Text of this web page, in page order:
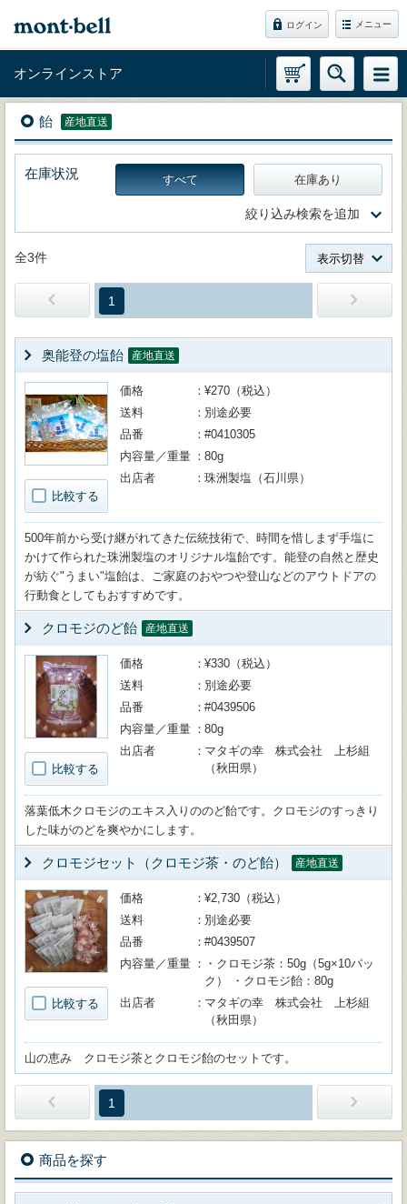
ログイン メニュー
オンラインストア
飴 産地直送
在庫状況 すべて 在庫あり
絞り込み検索を追加
全3件 表示切替
1
奥能登の塩飴 産地直送
比較する
価格
¥270（税込）
送料
別途必要
品番
#0410305
内容量／重量
80g
出店者
珠洲製塩（石川県）
500年前から受け継がれてきた伝統技術で、時間を惜しまず手塩に
かけて作られた珠洲製塩のオリジナル塩飴です。能登の自然と歴史
が紡ぐ"うまい"塩飴は、ご家庭のおやつや登山などのアウトドアの
行動食としてもおすすめです。
クロモジのど飴 産地直送
比較する
価格
¥330（税込）
送料
別途必要
品番
#0439506
内容量／重量
80g
出店者
マタギの幸 株式会社 上杉組
（秋田県）
落葉低木クロモジのエキス入りののど飴です。クロモジのすっきり
した味がのどを爽やかにします。
クロモジセット（クロモジ茶・のど飴） 産地直送
比較する
価格
¥2,730（税込）
送料
別途必要
品番
#0439507
内容量／重量
・クロモジ茶：50g（5g×10パッ
ク） ・クロモジ飴：80g
出店者
マタギの幸 株式会社 上杉組
（秋田県）
山の恵み クロモジ茶とクロモジ飴のセットです。
1
商品を探す